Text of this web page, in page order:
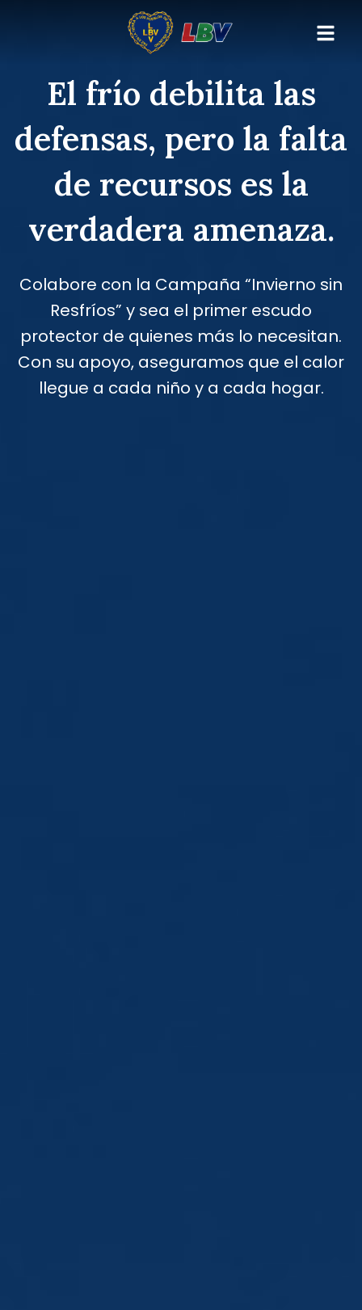
conteúdoEl frío debilita las
defensas, pero la falta
de recursos es la
verdadera amenaza.
Colabore con la Campaña “Invierno sin
Resfríos” y sea el primer escudo
protector de quienes más lo necesitan.
Con su apoyo, aseguramos que el calor
llegue a cada niño y a cada hogar.